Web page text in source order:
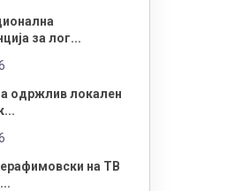
за лог...
одржлив локален
на ТВ